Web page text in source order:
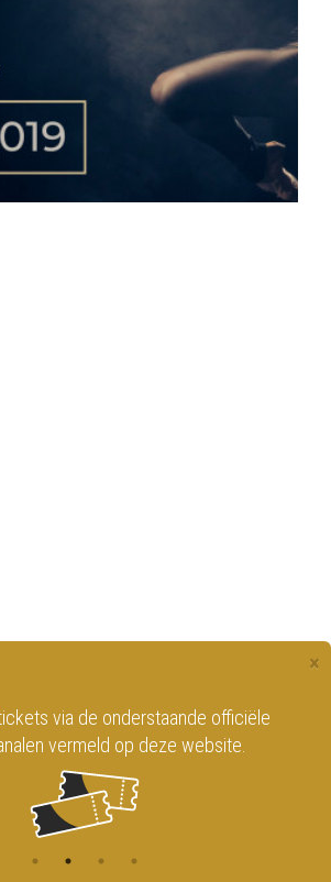
×
via de onderstaande officiële
vermeld op deze website.